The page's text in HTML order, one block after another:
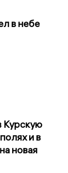
в небе
Курскую
и в
новая